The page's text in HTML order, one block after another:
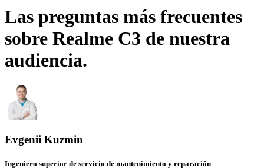
Las preguntas más frecuentes
sobre Realme C3 de nuestra
audiencia.
Evgenii Kuzmin
Ingeniero superior de servicio de mantenimiento y reparación